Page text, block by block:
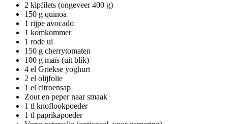
2 kipfilets (ongeveer 400 g)
150 g quinoa
1 rijpe avocado
1 komkommer
1 rode ui
150 g cherrytomaten
100 g maïs (uit blik)
4 el Griekse yoghurt
2 el olijfolie
1 el citroensap
Zout en peper naar smaak
1 tl knoflookpoeder
1 tl paprikapoeder